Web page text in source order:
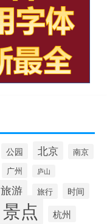
公园 北京
南京
广州 庐山
旅游 旅行 时间
景点 杭州